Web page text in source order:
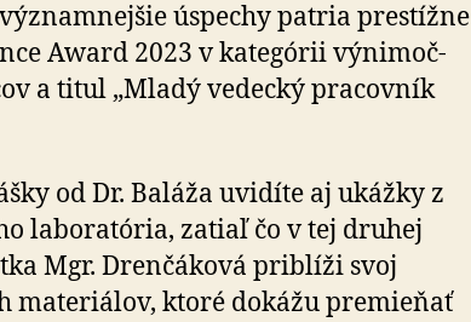
úspechy patria pres­tíž­ne
Award 2023 v kategórii vý­ni­moč­
a titul „Mladý vedecký pra­cov­ník
od Dr. Baláža uvidíte aj ukážky z
laboratória, zatiaľ čo v tej druhej
Mgr. Drenčáková priblíži svoj
materiálov, ktoré dokážu premieňať